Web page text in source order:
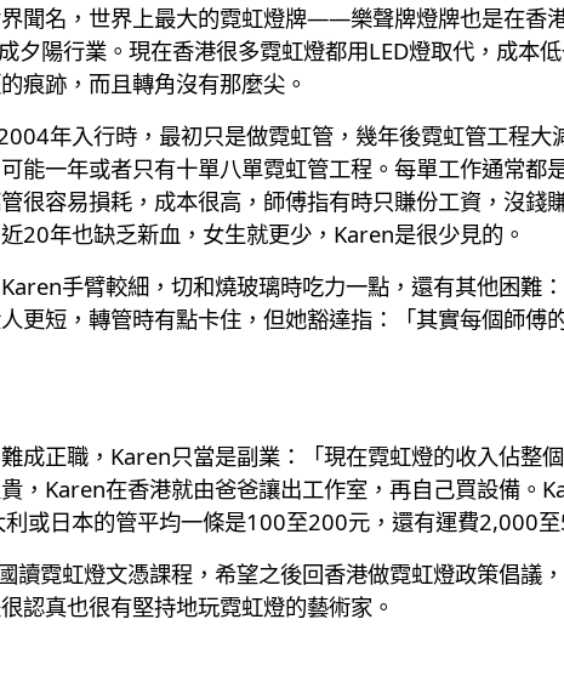
聞名，世界上最大的霓虹燈牌——樂聲牌燈牌也是在香
夕陽行業。現在香港很多霓虹燈都用LED燈取代，成本
痕跡，而且轉角沒有那麼尖。
年入行時，最初只是做霓虹管，幾年後霓虹管工程
能一年或者只有十單八單霓虹管工程。每單工作通常都
很容易損耗，成本很高，師傅指有時只賺份工資，沒錢
20年也缺乏新血，女生就更少，Karen是很少見的。
手臂較細，切和燒玻璃時吃力一點，還有其他困難
更短，轉管時有點卡住，但她豁達指：「其實每個師傅
成正職，Karen只當是副業：「現在霓虹燈的收入佔整
，Karen在香港就由爸爸讓出工作室，再自己買設備。
或日本的管平均一條是100至200元，還有運費2,000
讀霓虹燈文憑課程，希望之後回香港做霓虹燈政策倡議
認真也很有堅持地玩霓虹燈的藝術家。